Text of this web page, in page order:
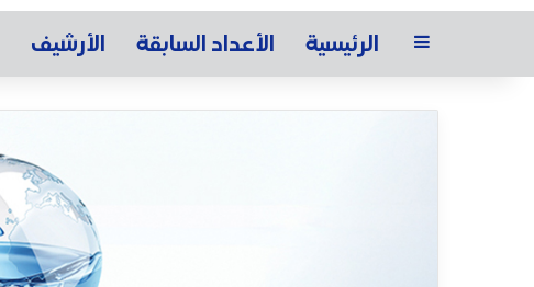
الرئيسية الأعداد السابقة الأرشيف